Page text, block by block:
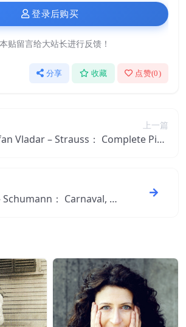
登录后购买
贴留言给大站长进行反馈！
分享 收藏 点赞(0)
上一篇
Vladar – Strauss： Complete Pian
： Carnaval, P